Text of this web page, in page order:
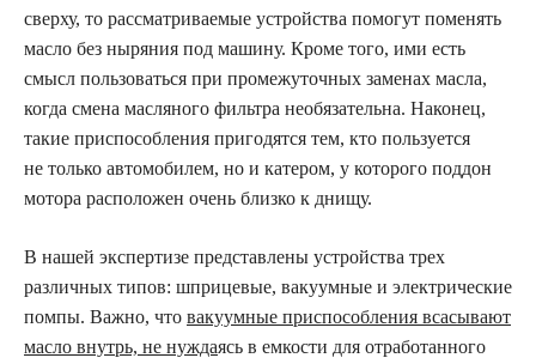
сверху, то рассматриваемые устройства помогут поменять
масло без ныряния под машину. Кроме того, ими есть
смысл пользоваться при промежуточных заменах масла,
когда смена масляного фильтра необязательна. Наконец,
такие приспособления пригодятся тем, кто пользуется
не только автомобилем, но и катером, у которого поддон
мотора расположен очень близко к днищу.
В нашей экспертизе представлены устройства трех
различных типов: шприцевые, вакуумные и электрические
помпы. Важно, что вакуумные приспособления всасывают
масло внутрь, не нуждаясь в емкости для отработанного